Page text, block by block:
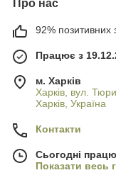
Про нас
92% позитивних
Працює з
м. Харків
Харків, вул.
Харків, Україна
Контакти
Сьогодні
Показати весь